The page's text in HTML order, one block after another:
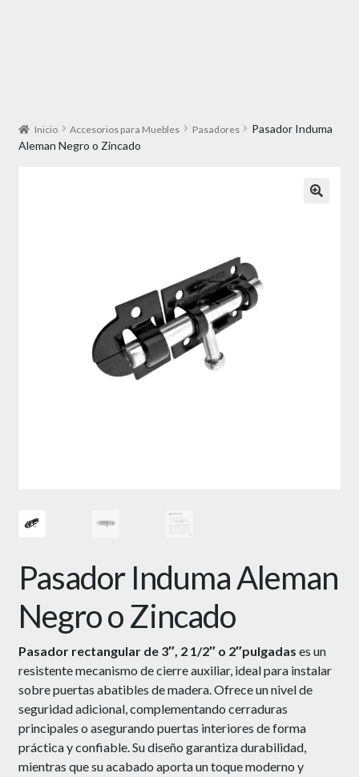
Inicio Accesorios para Muebles Pasadores
Pasador Induma
Aleman Negro o Zincado
Pasador Induma Aleman
Negro o Zincado
Pasador rectangular de 3″, 2 1/2″ o 2″pulgadas es un
resistente mecanismo de cierre auxiliar, ideal para instalar
sobre puertas abatibles de madera. Ofrece un nivel de
seguridad adicional, complementando cerraduras
principales o asegurando puertas interiores de forma
práctica y confiable. Su diseño garantiza durabilidad,
mientras que su acabado aporta un toque moderno y